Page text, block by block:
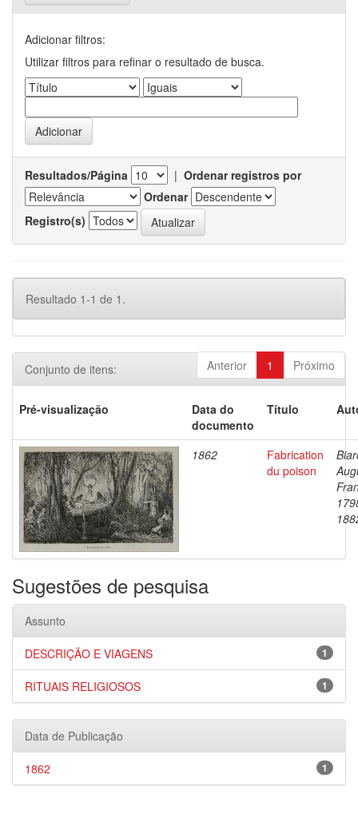
Adicionar filtros:
Utilizar filtros para refinar o resultado de busca.
Resultados/Página | Ordenar registros por
Ordenar
Registro(s)
Resultado 1-1 de 1.
Anterior 1 Próximo
Conjunto de itens:
Pré-visualização
Data do
documento
Título
1862
Fabrication
du poison
Sugestões de pesquisa
Assunto
1
DESCRIÇÃO E VIAGENS
1
RITUAIS RELIGIOSOS
Data de Publicação
1
1862